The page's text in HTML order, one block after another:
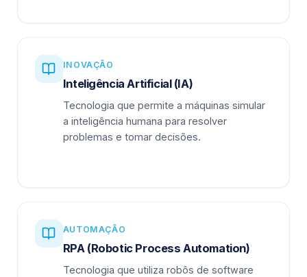
INOVAÇÃO
Inteligência Artificial (IA)
Tecnologia que permite a máquinas simular
a inteligência humana para resolver
problemas e tomar decisões.
AUTOMAÇÃO
RPA (Robotic Process Automation)
Tecnologia que utiliza robôs de software